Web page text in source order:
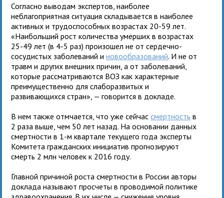
Согласно выводам экспертов, наиболее
неблагоприятная ситуация складывается в наиболее
активных и трудоспособных возрастах 20-59 лет.
«Наибольший рост количества умерших в возрастах
25-49 лет (в 4-5 раз) произошел не от сердечно-
сосудистых заболеваний иновообразований. И не от
травм и других внешних причин, а от заболеваний,
которые рассматриваются ВОЗ как характерные
преимущественно для слаборазвитых и
развивающихся стран», — говорится в докладе.
В нем также отмчается, что уже сейчассмертность в
2 раза выше, чем 50 лет назад. На основании данных
смертности в 1-м квартале текущего года эксперты
Комитета гражданских инициатив прогнозируют
смерть 2 млн человек к 2016 году.
Главной причиной роста смертности в России авторы
доклада называют просчеты в проводимой политике